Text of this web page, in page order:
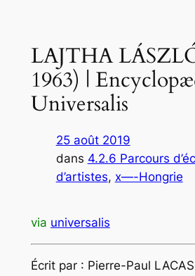
LAJTHA
1963) |
Universalis
25 août 2019
dans 4.2.6 Parcours
d’artistes, x—-Hongrie
via universalis
Écrit par : Pierre-Paul